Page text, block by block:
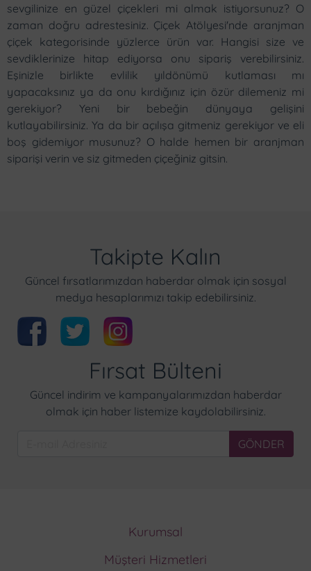
sevgilinize en güzel çiçekleri mi almak istiyorsunuz? O
zaman doğru adrestesiniz. Çiçek Atölyesi'nde aranjman
çiçek kategorisinde yüzlerce ürün var. Hangisi size ve
sevdiklerinize hitap ediyorsa onu sipariş verebilirsiniz.
Eşinizle birlikte evlilik yıldönümü kutlaması mı
yapacaksınız ya da onu kırdığınız için özür dilemeniz mi
gerekiyor? Yeni bir bebeğin dünyaya gelişini
kutlayabilirsiniz. Ya da bir açılışa gitmeniz gerekiyor ve eli
boş gidemiyor musunuz? O halde hemen bir aranjman
siparişi verin ve siz gitmeden çiçeğiniz gitsin.
Takipte Kalın
Güncel fırsatlarımızdan haberdar olmak için sosyal
medya hesaplarımızı takip edebilirsiniz.
Fırsat Bülteni
Güncel indirim ve kampanyalarımızdan haberdar
olmak için haber listemize kaydolabilirsiniz.
GÖNDER
Kurumsal
Müşteri Hizmetleri